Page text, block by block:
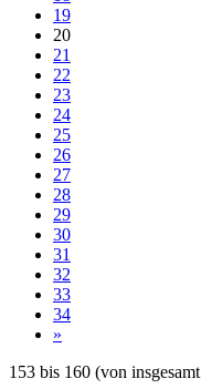
19
20
21
22
23
24
25
26
27
28
29
30
31
32
33
34
»
153 bis 160 (von insgesamt